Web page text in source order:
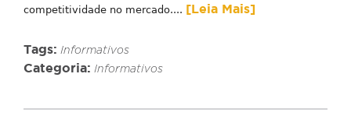
competitividade no mercado.... [Leia Mais]
Tags: Informativos
Categoria: Informativos